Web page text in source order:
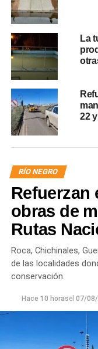
La
22
RÍO NEGRO
Refuerzan
obras de
Rutas
Roca, Chichinales,
de las localidades
conservación.
Hace 10 horasel 07/